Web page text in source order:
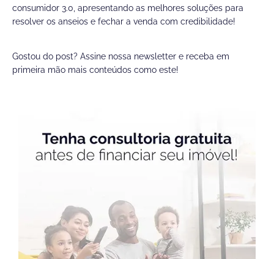
consumidor 3.0, apresentando as melhores soluções para
resolver os anseios e fechar a venda com credibilidade!
Gostou do post? Assine nossa newsletter e receba em
primeira mão mais conteúdos como este!